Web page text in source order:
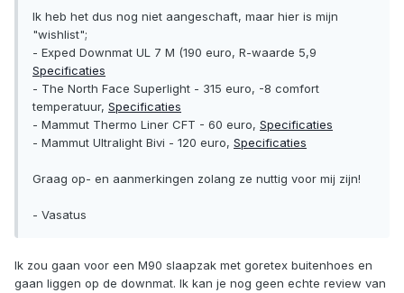
Ik heb het dus nog niet aangeschaft, maar hier is mijn
"wishlist";
- Exped Downmat UL 7 M (190 euro, R-waarde 5,9
Specificaties
- The North Face Superlight - 315 euro, -8 comfort
temperatuur, Specificaties
- Mammut Thermo Liner CFT - 60 euro, Specificaties
- Mammut Ultralight Bivi - 120 euro, Specificaties
Graag op- en aanmerkingen zolang ze nuttig voor mij zijn!
- Vasatus
Ik zou gaan voor een M90 slaapzak met goretex buitenhoes en
gaan liggen op de downmat. Ik kan je nog geen echte review van